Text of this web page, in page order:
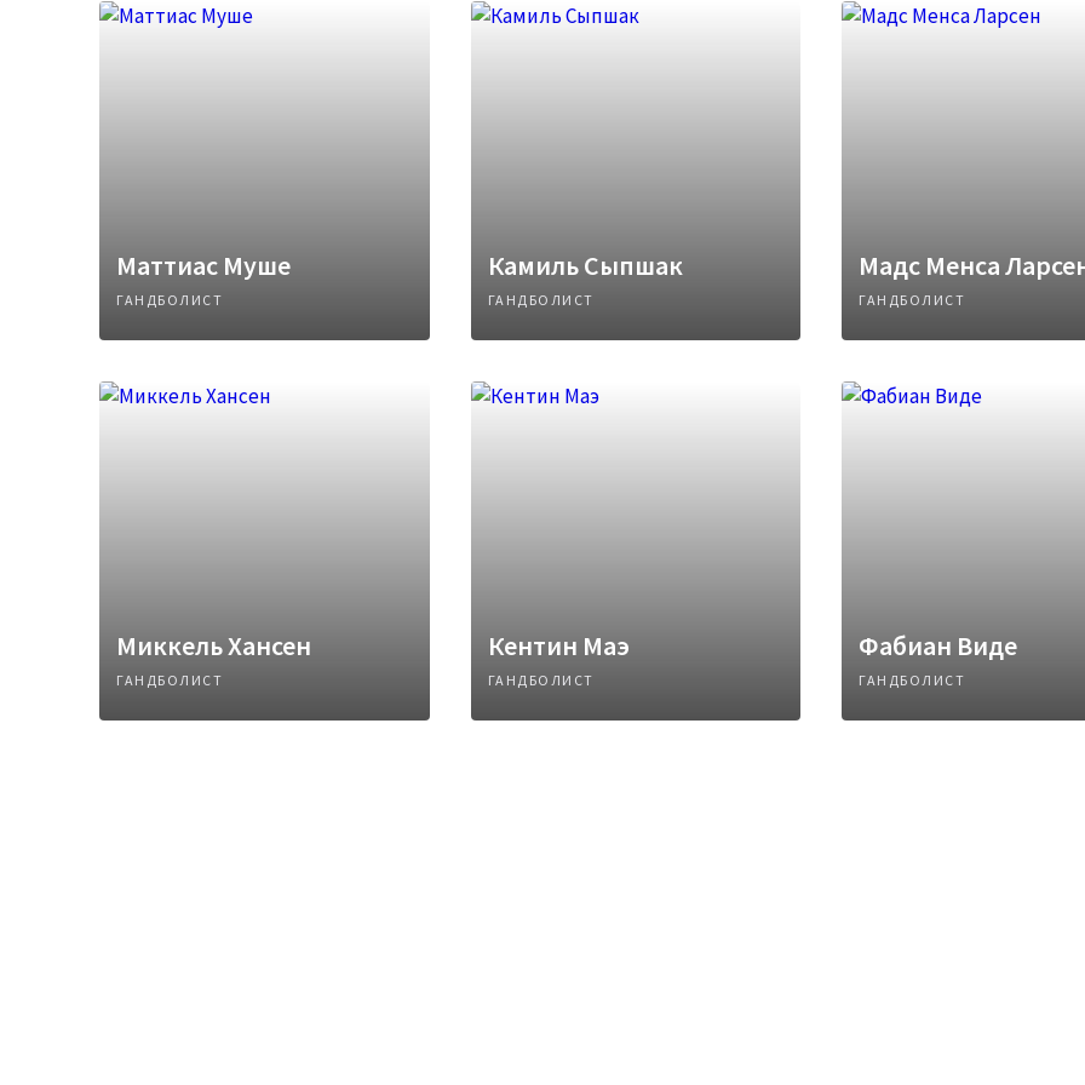
Маттиас Муше
ГАНДБОЛИСТ
Камиль Сыпшак
ГАНДБОЛИСТ
Мадс Менса
ГАНДБОЛИСТ
Миккель Хансен
ГАНДБОЛИСТ
Кентин Маэ
ГАНДБОЛИСТ
Фабиан Виде
ГАНДБОЛИСТ